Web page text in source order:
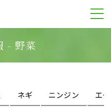
- 野菜
ネギ ニンジン エ